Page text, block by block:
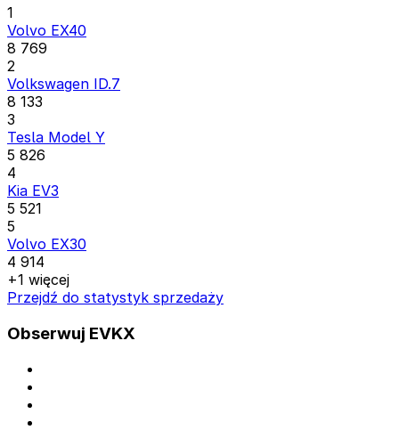
1
Volvo EX40
8 769
2
Volkswagen ID.7
8 133
3
Tesla Model Y
5 826
4
Kia EV3
5 521
5
Volvo EX30
4 914
+1 więcej
Przejdź do statystyk sprzedaży
Obserwuj EVKX